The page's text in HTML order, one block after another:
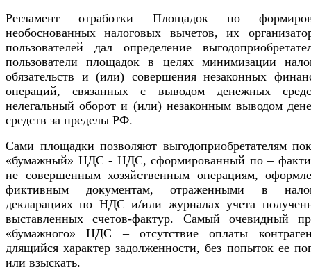
Регламент отработки Площадок по
необоснованных налоговых вычетов, их
пользователей дал определение
пользователи площадок в целях минимизации
обязательств и (или) совершения незаконных
операций, связанных с выводом денежных
нелегальный оборот и (или) незаконным выводом
средств за пределы РФ.
Сами площадки позволяют выгодоприобретателям
«бумажный» НДС - НДС, сформированный по –
не совершенным хозяйственным операциям,
фиктивным документам, отраженными в
декларациях по НДС и/или журналах учета
выставленных счетов-фактур. Самый очевидный
«бумажного» НДС – отсутствие оплаты
длящийся характер задолженности, без попыток ее
или взыскать.